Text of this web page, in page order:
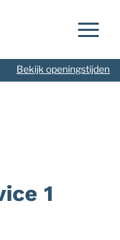
Bekijk openingstijden
1